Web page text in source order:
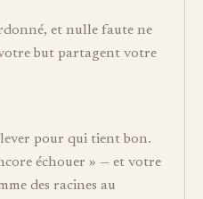
et nulle faute ne
but partagent votre
lever pour qui tient bon.
échouer » — et votre
des racines au